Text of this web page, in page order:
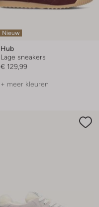
Nieuw
Hub
Lage sneakers
€ 129,99
+ meer kleuren